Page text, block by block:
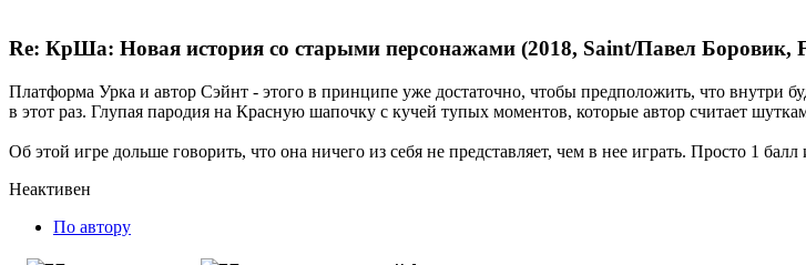
Re: КрШа: Новая история со старыми персонажами (2018, Saint/Павел Боровик,
Платформа Урка и автор Сэйнт - этого в принципе уже достаточно, чтобы предположить, что внутри
в этот раз. Глупая пародия на Красную шапочку с кучей тупых моментов, которые автор считает
Об этой игре дольше говорить, что она ничего из себя не представляет, чем в нее играть. Просто 1
Неактивен
По автору